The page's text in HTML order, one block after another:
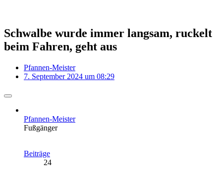
Schwalbe wurde immer langsam, ruckelt
beim Fahren, geht aus
Pfannen-Meister
7. September 2024 um 08:29
Pfannen-Meister
Fußgänger
Beiträge
24